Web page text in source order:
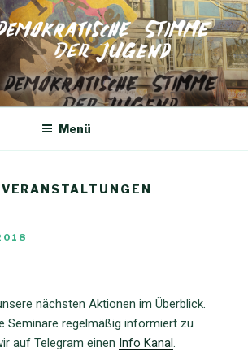
Menü
VERANSTALTUNGEN
nächsten Aktionen im Überblick.
Seminare regelmäßig informiert zu
auf Telegram einen Info Kanal.